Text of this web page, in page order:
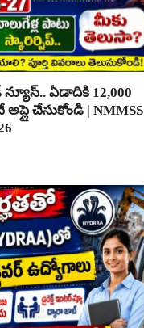
న్యూస్.. ఏడాదికి 12,000
చేసుకోండి | NMMSS